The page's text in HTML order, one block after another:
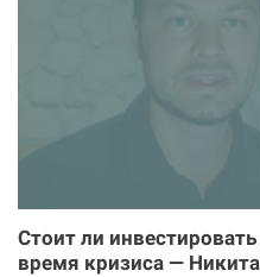
Стоит ли
время кризиса —